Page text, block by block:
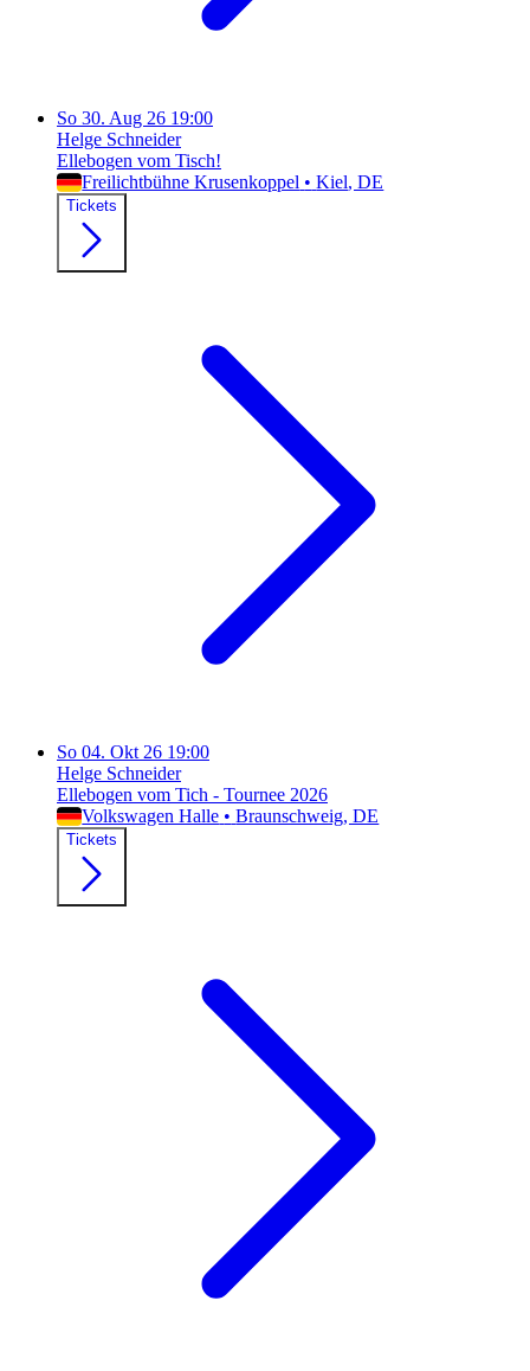
So 30. Aug 26 19:00
Helge Schneider
Ellebogen vom Tisch!
Freilichtbühne Krusenkoppel • Kiel, DE
Tickets
So 04. Okt 26 19:00
Helge Schneider
Ellebogen vom Tich - Tournee 2026
Volkswagen Halle • Braunschweig, DE
Tickets